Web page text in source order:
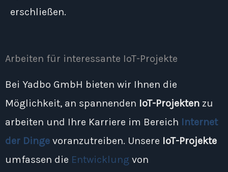
erschließen.
Arbeiten für interessante IoT-Projekte
Bei Yadbo GmbH bieten wir Ihnen die
Möglichkeit, an spannenden IoT-Projekten zu
arbeiten und Ihre Karriere im Bereich Internet
der Dinge voranzutreiben. Unsere IoT-Projekte
umfassen die Entwicklung von